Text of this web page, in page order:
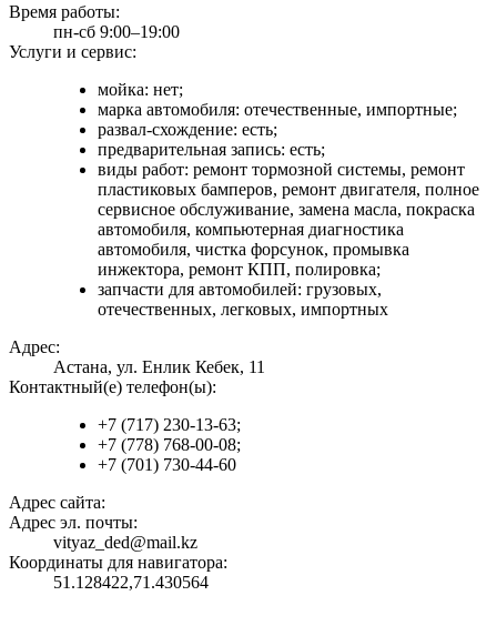
Время работы:
пн-сб 9:00–19:00
Услуги и сервис:
мойка: нет;
марка автомобиля: отечественные, импортные;
развал-схождение: есть;
предварительная запись: есть;
виды работ: ремонт тормозной системы, ремонт
пластиковых бамперов, ремонт двигателя, полное
сервисное обслуживание, замена масла, покраска
автомобиля, компьютерная диагностика
автомобиля, чистка форсунок, промывка
инжектора, ремонт КПП, полировка;
запчасти для автомобилей: грузовых,
отечественных, легковых, импортных
Адрес:
Астана, ул. Енлик Кебек, 11
Контактный(е) телефон(ы):
+7 (717) 230-13-63;
+7 (778) 768-00-08;
+7 (701) 730-44-60
Адрес сайта:
Адрес эл. почты:
vityaz_ded@mail.kz
Координаты для навигатора:
51.128422,71.430564